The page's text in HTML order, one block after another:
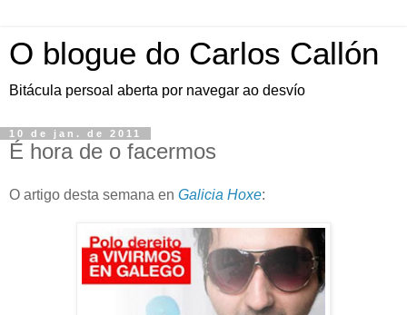
O blogue do Carlos Callón
Bitácula persoal aberta por navegar ao desvío
10 de jan. de 2011
É hora de o facermos
O artigo desta semana en Galicia Hoxe: